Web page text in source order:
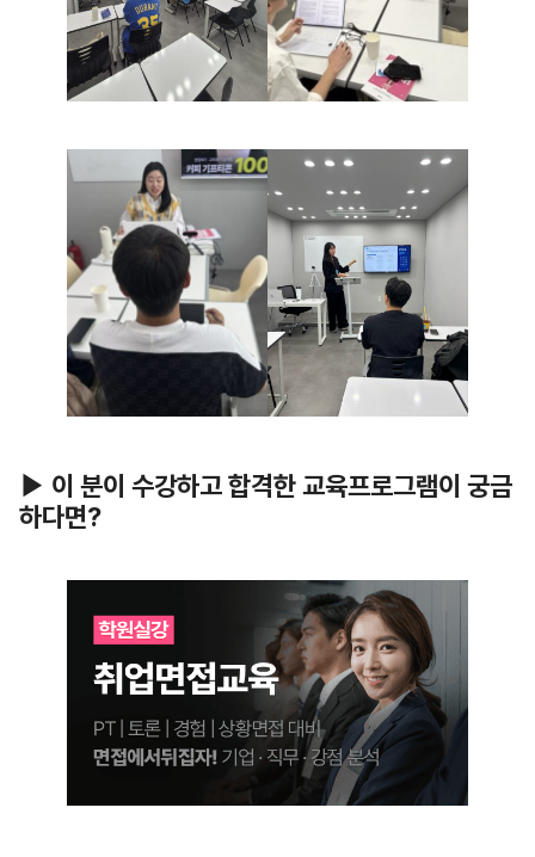
▶ 이 분이 수강하고 합격한 교육프로그램이 궁금
하다면?